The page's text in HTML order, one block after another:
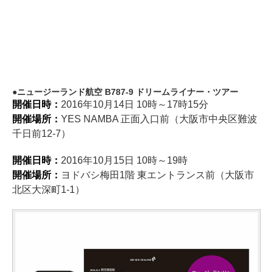
ニュージーランド航空 B787-9 ドリームライナー・ツアー
開催日時： 2016年10月14日 10時～17時15分
開催場所： YES NAMBA 正面入口前（大阪市中央区難波
千日前12-7）
開催日時： 2016年10月15日 10時～19時
開催場所： ヨドバシ梅田1階 東エントランス前（大阪市
北区大深町1-1）